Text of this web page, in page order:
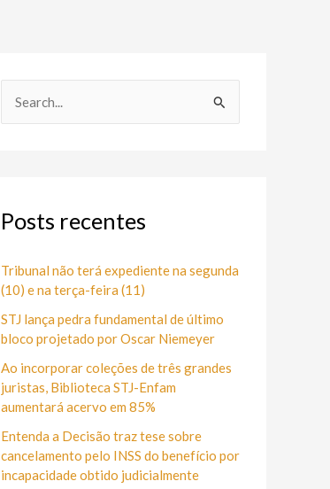
u
s
a
r
p
o
r
Posts recentes
Tribunal não terá expediente na segunda
(10) e na terça-feira (11)
STJ lança pedra fundamental de último
bloco projetado por Oscar Niemeyer
Ao incorporar coleções de três grandes
juristas, Biblioteca STJ-Enfam
aumentará acervo em 85%
Entenda a Decisão traz tese sobre
cancelamento pelo INSS do benefício por
incapacidade obtido judicialmente